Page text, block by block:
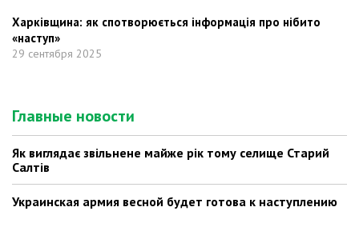
Харківщина: як спотворюється інформація про нібито
«наступ»
29 сентября 2025
Главные новости
Як виглядає звільнене майже рік тому селище Старий
Салтів
Украинская армия весной будет готова к наступлению